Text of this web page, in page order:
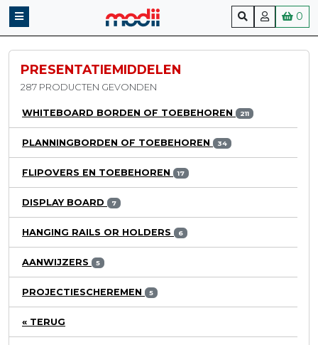
0
PRESENTATIEMIDDELEN
287 PRODUCTEN GEVONDEN
WHITEBOARD BORDEN OF TOEBEHOREN 211
PLANNINGBORDEN OF TOEBEHOREN 34
FLIPOVERS EN TOEBEHOREN 17
DISPLAY BOARD 7
HANGING RAILS OR HOLDERS 6
AANWIJZERS 5
PROJECTIESCHEREMEN 5
« TERUG